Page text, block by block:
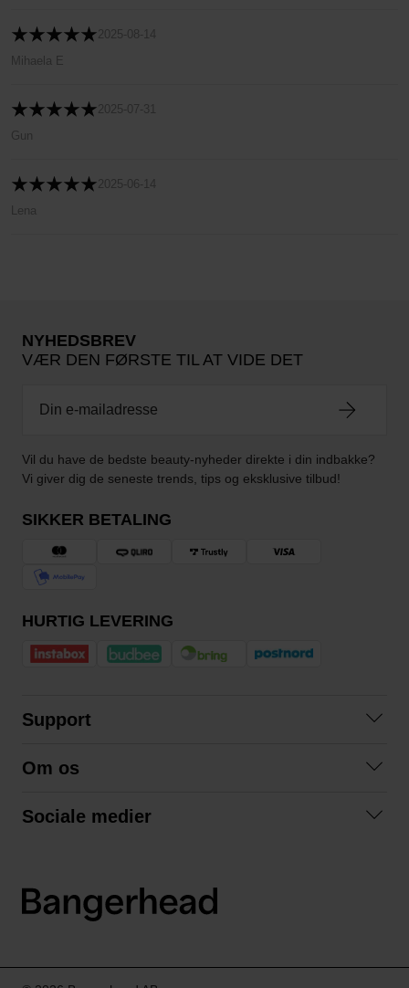
2025-08-14
Mihaela E
2025-07-31
Gun
2025-06-14
Lena
NYHEDSBREV
VÆR DEN FØRSTE TIL AT VIDE DET
Vil du have de bedste beauty-nyheder direkte i din indbakke?
Vi giver dig de seneste trends, tips og eksklusive tilbud!
SIKKER BETALING
HURTIG LEVERING
Support
Betingelser
Om os
Sociale medier
LinkedIn